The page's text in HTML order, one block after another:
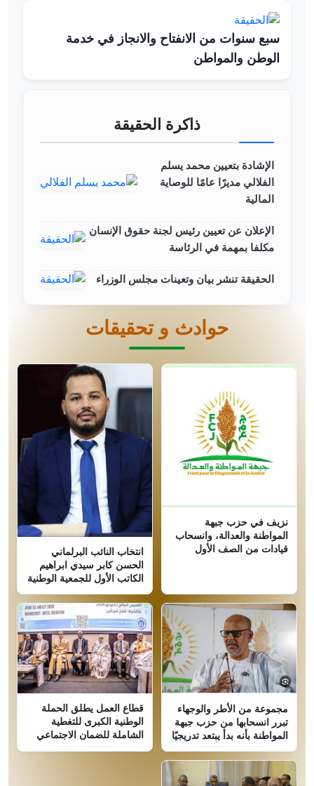
سبع سنوات من الانفتاح والانجاز في خدمة
الوطن والمواطن
ذاكرة الحقيقة
الإشادة بتعيين محمد يسلم
الفلالي مديرًا عامًا للوصاية
المالية
الإعلان عن تعيين رئيس لجنة حقوق الإنسان
مكلفا بمهمة في الرئاسة
الحقيقة تنشر بيان وتعينات مجلس الوزراء
حوادث و تحقيقات
نزيف في حزب جبهة
المواطنة والعدالة، وانسحاب
قيادات من الصف الأول
انتخاب النائب البرلماني
الحسن كابر سيدي ابراهيم
الكاتب الأول للجمعية الوطنية
مجموعة من الأطر والوجهاء
تبرر انسحابها من حزب جبهة
المواطنة بأنه بدأ يبتعد تدريجيًا
قطاع العمل يطلق الحملة
الوطنية الكبرى للتغطية
الشاملة للضمان الاجتماعي